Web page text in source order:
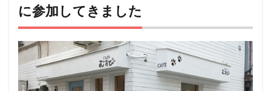
に参加してきました